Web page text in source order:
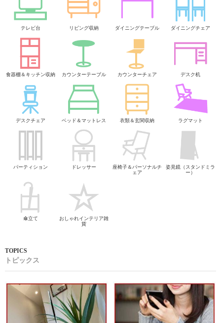
テレビ台 リビング収納 ダイニングテーブル ダイニングチェア
食器棚＆キッチン収納 カウンターテーブル カウンターチェア デスク机
デスクチェア ベッド＆マットレス 衣類＆玄関収納 ラグマット
パーティション ドレッサー
座椅子＆パーソナルチ
ェア
姿見鏡（スタンドミラ
ー）
傘立て
おしゃれインテリア雑
貨
トピックス